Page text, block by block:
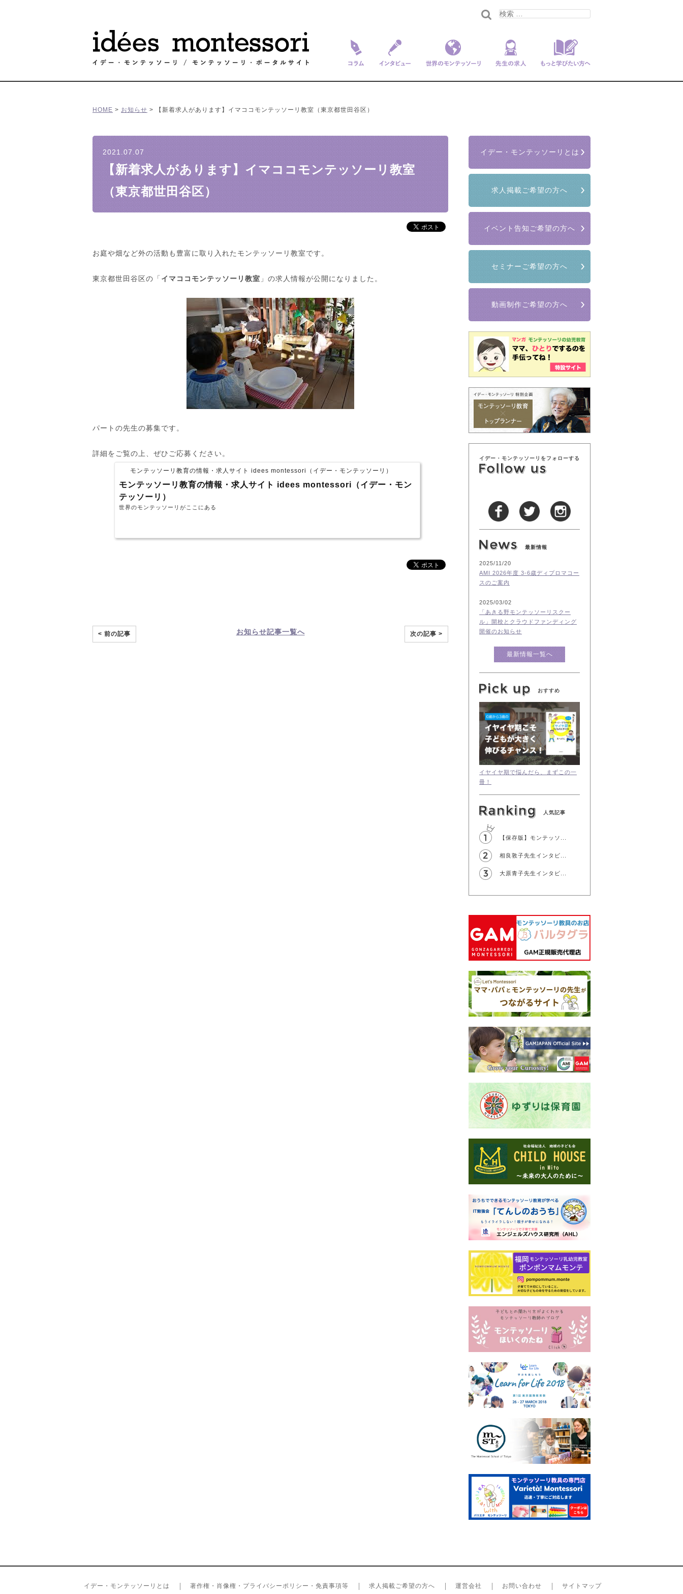
HOME > お知らせ > 【新着求人があります】イマココモンテッソーリ教室（東京都世田谷区）
2021.07.07
【新着求人があります】イマココモンテッソーリ教室
（東京都世田谷区）
お庭や畑など外の活動も豊富に取り入れたモンテッソーリ教室です。
東京都世田谷区の「 イマココモンテッソーリ教室 」の求人情報が公開になりました。
パートの先生の募集です。
詳細をご覧の上、ぜひご応募ください。
モンテッソーリ教育の情報・求人サイト idees montessori（イデー・モンテッソーリ）
モンテッソーリ教育の情報・求人サイト idees montessori（イデー・モン
テッソーリ）
世界のモンテッソーリがここにある
< 前の記事 次の記事 >
お知らせ記事一覧へ
イデー・モンテッソーリとは
求人掲載ご希望の方へ
イベント告知ご希望の方へ
セミナーご希望の方へ
動画制作ご希望の方へ
イデー・モンテッソーリをフォローする
最新情報
2025/11/20
AMI 2026年度 3-6歳ディプロマコー
スのご案内
2025/03/02
「あきる野モンテッソーリスクー
ル」開校とクラウドファンディング
開催のお知らせ
最新情報一覧へ
おすすめ
イヤイヤ期で悩んだら、まずこの一
冊！
人気記事
【保存版】モンテッソ...
相良敦子先生インタビ...
大原青子先生インタビ...
イデー・モンテッソーリとは 著作権・肖像権・プライバシーポリシー・免責事項等 求人掲載ご希望の方へ 運営会社 お問い合わせ サイトマップ